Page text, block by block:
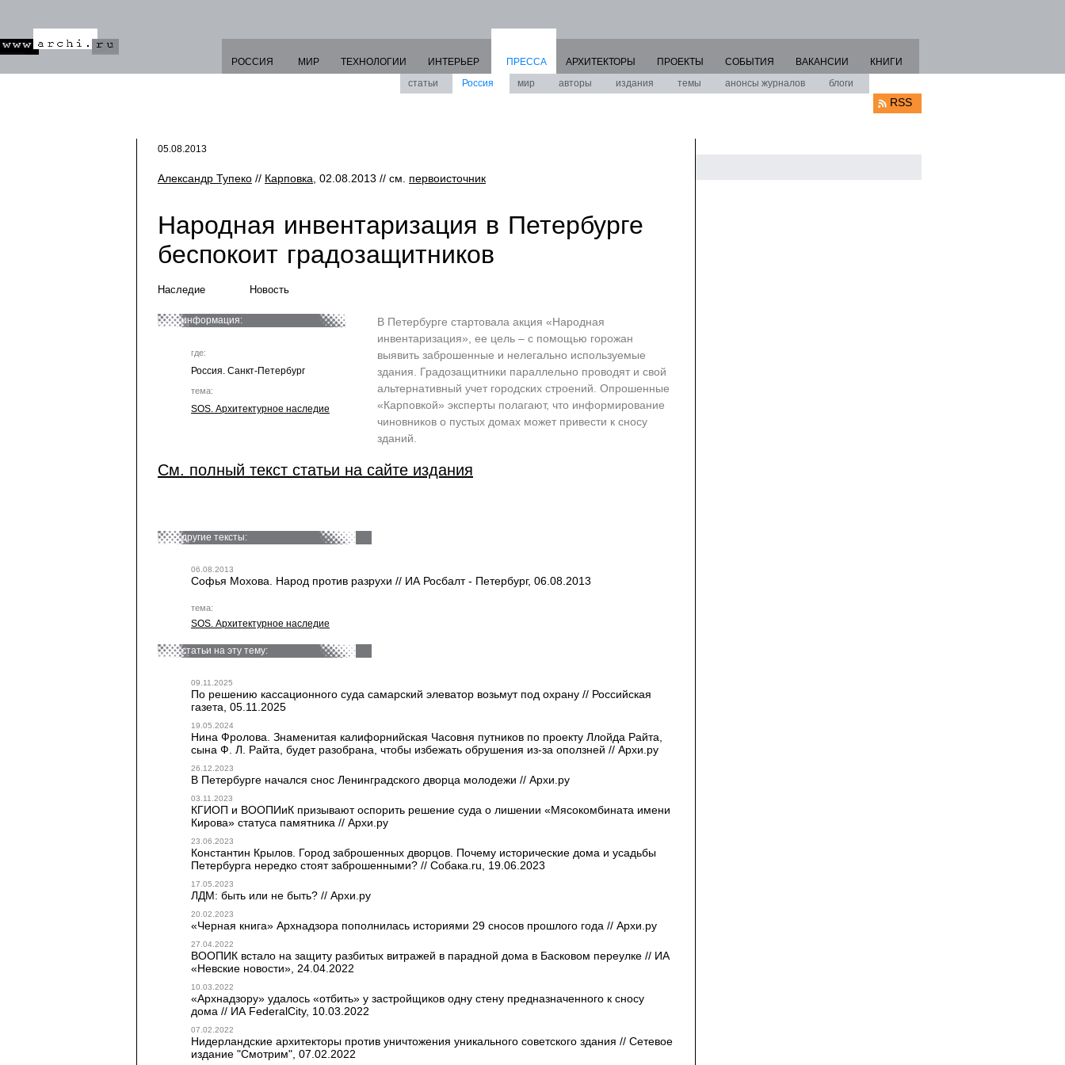
РОССИЯ МИР ТЕХНОЛОГИИ ИНТЕРЬЕР
ПРЕССА
статьи
Россия мир авторы издания темы анонсы журналов блоги
АРХИТЕКТОРЫ ПРОЕКТЫ СОБЫТИЯ ВАКАНСИИ КНИГИ
RSS
05.08.2013
Александр Тупеко // Карповка , 02.08.2013 // см. первоисточник
Народная инвентаризация в Петербурге
беспокоит градозащитников
Наследие Новость
информация:
где:
Россия. Санкт-Петербург
тема:
SOS. Архитектурное наследие
В Петербурге стартовала акция «Народная
инвентаризация», ее цель – с помощью горожан
выявить заброшенные и нелегально используемые
здания. Градозащитники параллельно проводят и свой
альтернативный учет городских строений. Опрошенные
«Карповкой» эксперты полагают, что информирование
чиновников о пустых домах может привести к сносу
зданий.
См. полный текст статьи на сайте издания
другие тексты:
06.08.2013
Софья Мохова. Народ против разрухи // ИА Росбалт - Петербург, 06.08.2013
тема:
SOS. Архитектурное наследие
статьи на эту тему:
09.11.2025
По решению кассационного суда самарский элеватор возьмут под охрану // Российская
газета, 05.11.2025
19.05.2024
Нина Фролова. Знаменитая калифорнийская Часовня путников по проекту Ллойда Райта,
сына Ф. Л. Райта, будет разобрана, чтобы избежать обрушения из-за оползней // Архи.ру
26.12.2023
В Петербурге начался снос Ленинградского дворца молодежи // Архи.ру
03.11.2023
КГИОП и ВООПИиК призывают оспорить решение суда о лишении «Мясокомбината имени
Кирова» статуса памятника // Архи.ру
23.06.2023
Константин Крылов. Город заброшенных дворцов. Почему исторические дома и усадьбы
Петербурга нередко стоят заброшенными? // Собака.ru, 19.06.2023
17.05.2023
ЛДМ: быть или не быть? // Архи.ру
20.02.2023
«Черная книга» Архнадзора пополнилась историями 29 сносов прошлого года // Архи.ру
27.04.2022
ВООПИК встало на защиту разбитых витражей в парадной дома в Басковом переулке // ИА
«Невские новости», 24.04.2022
10.03.2022
«Архнадзору» удалось «отбить» у застройщиков одну стену предназначенного к сносу
дома // ИА FederalCity, 10.03.2022
07.02.2022
Нидерландские архитекторы против уничтожения уникального советского здания // Сетевое
издание "Смотрим", 07.02.2022